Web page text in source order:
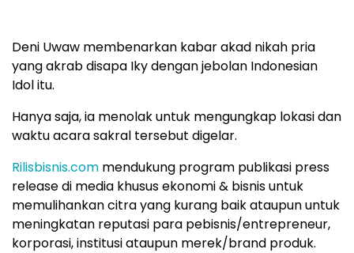
Deni Uwaw membenarkan kabar akad nikah pria
yang akrab disapa Iky dengan jebolan Indonesian
Idol itu.
Hanya saja, ia menolak untuk mengungkap lokasi dan
waktu acara sakral tersebut digelar.
Rilisbisnis.com mendukung program publikasi press
release di media khusus ekonomi & bisnis untuk
memulihankan citra yang kurang baik ataupun untuk
meningkatan reputasi para pebisnis/entrepreneur,
korporasi, institusi ataupun merek/brand produk.